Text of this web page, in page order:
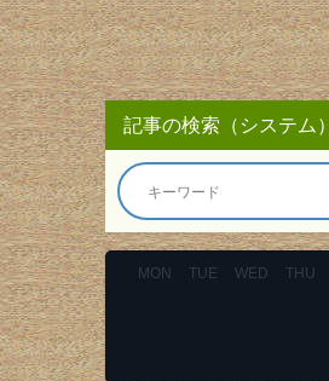
記事の検索（システム）
MON TUE WED THU